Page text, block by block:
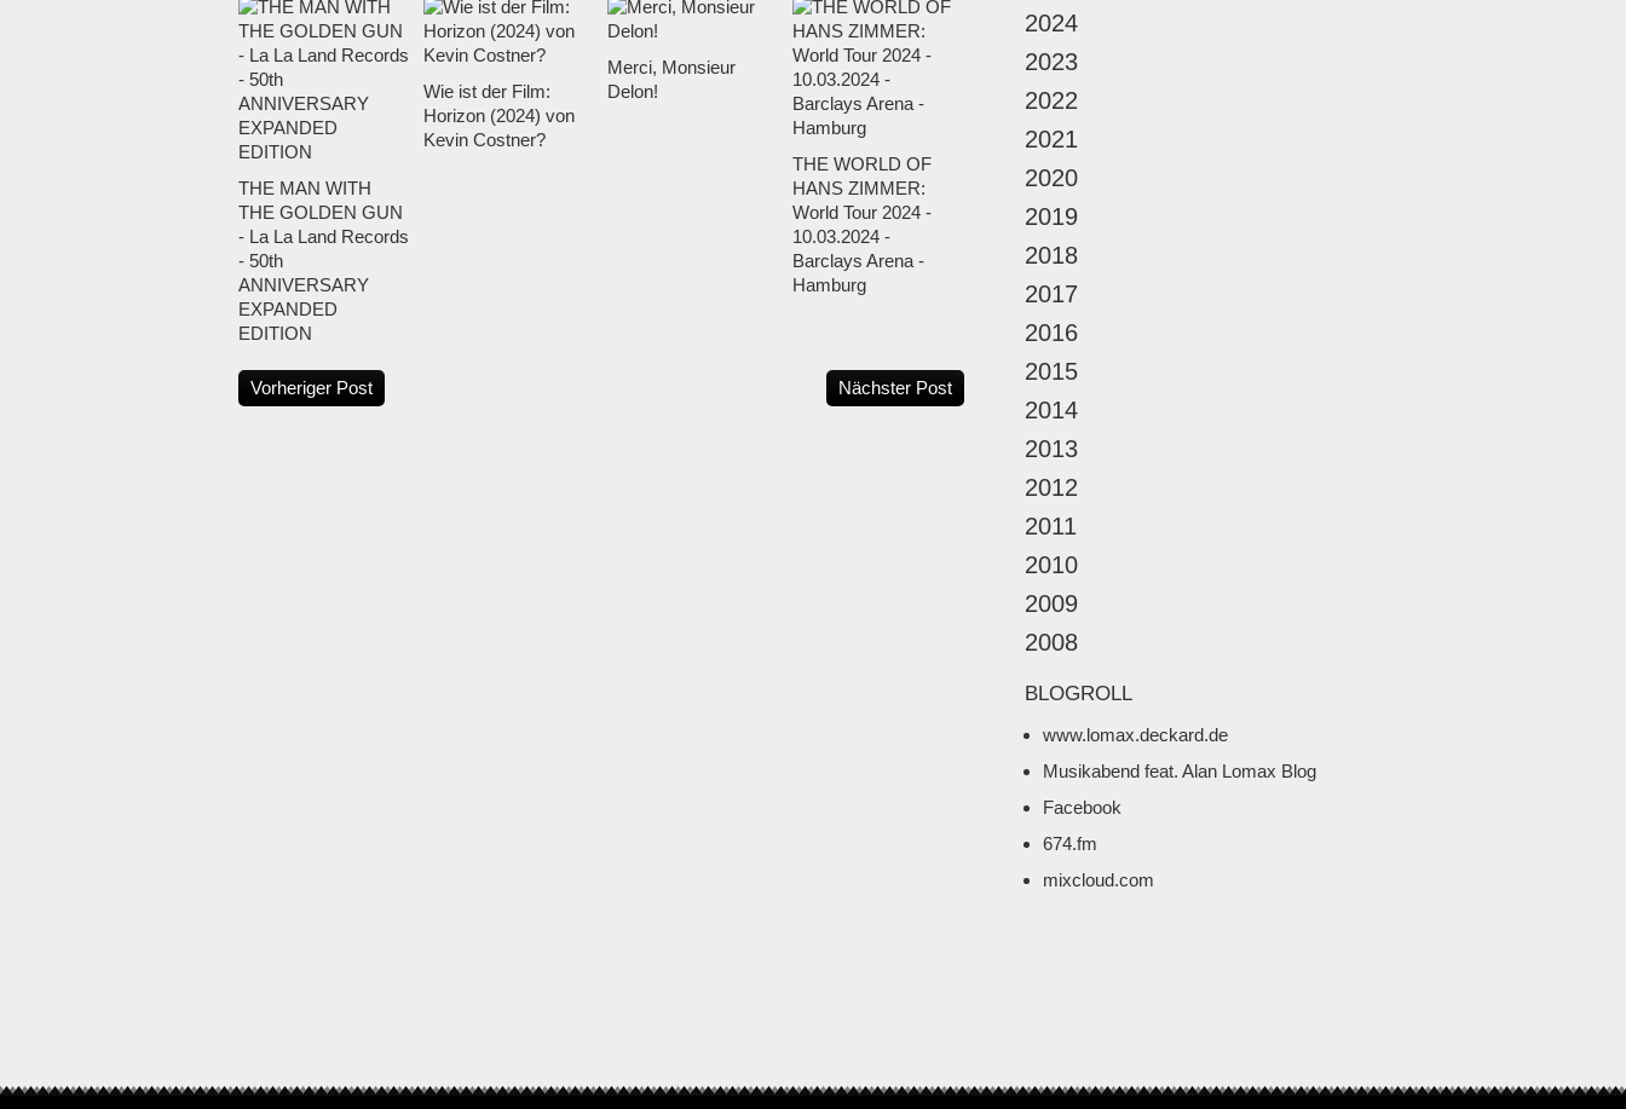
THE MAN WITH
THE GOLDEN GUN
- La La Land Records
- 50th
ANNIVERSARY
EXPANDED
EDITION
Wie ist der Film:
Horizon (2024) von
Kevin Costner?
Merci, Monsieur
Delon!
THE WORLD OF
HANS ZIMMER:
World Tour 2024 -
10.03.2024 -
Barclays Arena -
Hamburg
Vorheriger Post Nächster Post
2024
2023
2022
2021
2020
2019
2018
2017
2016
2015
2014
2013
2012
2011
2010
2009
2008
BLOGROLL
www.lomax.deckard.de
Musikabend feat. Alan Lomax Blog
Facebook
674.fm
mixcloud.com